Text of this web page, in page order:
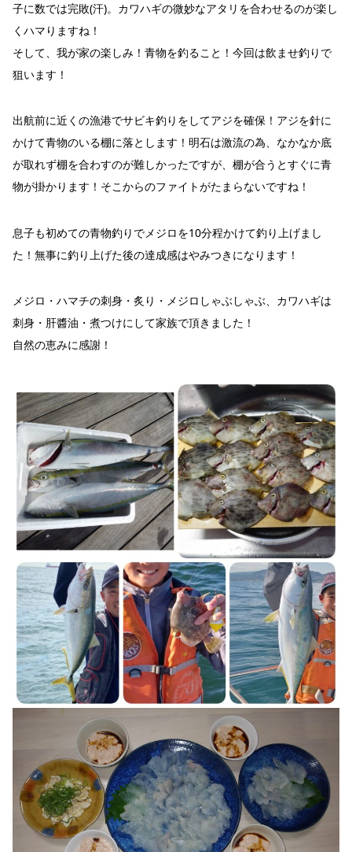
子に数では完敗(汗)。カワハギの微妙なアタリを合わせるのが楽し
くハマりますね！
そして、我が家の楽しみ！青物を釣ること！今回は飲ませ釣りで
狙います！
出航前に近くの漁港でサビキ釣りをしてアジを確保！アジを針に
かけて青物のいる棚に落とします！明石は激流の為、なかなか底
が取れず棚を合わすのが難しかったですが、棚が合うとすぐに青
物が掛かります！そこからのファイトがたまらないですね！
息子も初めての青物釣りでメジロを10分程かけて釣り上げまし
た！無事に釣り上げた後の達成感はやみつきになります！
メジロ・ハマチの刺身・炙り・メジロしゃぶしゃぶ、カワハギは
刺身・肝醬油・煮つけにして家族で頂きました！
自然の恵みに感謝！